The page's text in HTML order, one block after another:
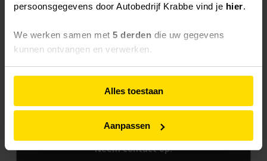
persoonsgegevens door Autobedrijf Krabbe vind je hier.
We werken samen met 5 derden die uw gegevens
kunnen ontvangen en verwerken.
Alles toestaan
Aanpassen
Plan hier uw route
Route plannen
Neem contact met ons op voor persoonlijk advies.
Neem contact op!